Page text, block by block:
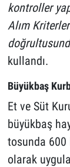
kontroller
Alım
kullandı.
Büyükbaş
Et ve Süt
büyükbaş
tosunda 600
olarak